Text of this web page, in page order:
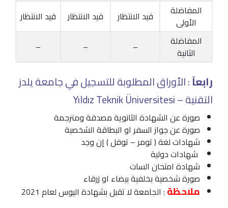
المفاضلة
الأولى
قيد الانتظار قيد الانتظار
قيد الانتظار
المفاضلة
الثانية
–
–
–
رابعاً: الأوراق المطلوبة للتسجيل في جامعة يلدز
التقنية – Yıldız Teknik Üniversitesi
صورة عن الشهادة الثانوية مصدقة ومترجمة
صورة عن جواز السفر او البطاقة الشخصية
شهادات لغة ( تومر – توفل ) إن وجد
شهادات دولية
شهادة امتحان السات
صورة شخصية بخلفية بيضاء او زرقاء
ملاحظة : الجامعة لا تقبل بشهادة اليوس لعام 2021